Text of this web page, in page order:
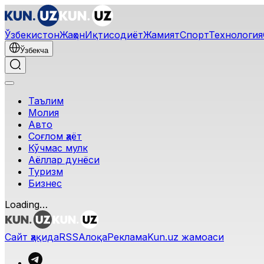
ЎзбекистонЖаҳонИқтисодиётЖамиятСпортТехнология
Ўзбекча
Таълим
Молия
Авто
Соғлом ҳаёт
Кўчмас мулк
Аёллар дунёси
Туризм
Бизнес
Loading…
Сайт ҳақидаRSSАлоқаРекламаKun.uz жамоаси